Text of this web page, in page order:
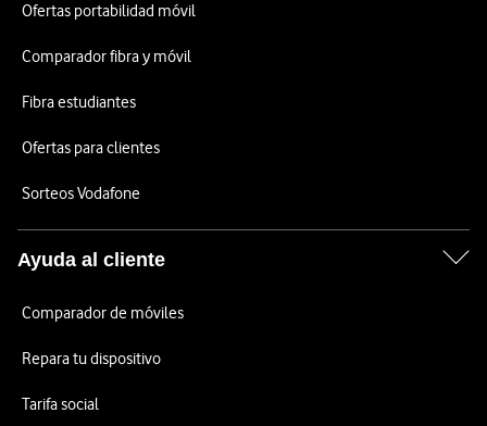
Ofertas portabilidad móvil
Comparador fibra y móvil
Fibra estudiantes
Ofertas para clientes
Sorteos Vodafone
Ayuda al cliente
Comparador de móviles
Repara tu dispositivo
Tarifa social